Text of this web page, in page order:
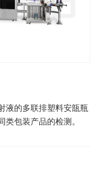
液的多联排塑料安瓿瓶
包装产品的检测。